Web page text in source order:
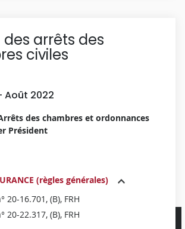
des arrêts des
civiles
Août 2022
des chambres et ordonnances
Président
(règles générales)
20-16.701, (B), FRH
20-22.317, (B), FRH